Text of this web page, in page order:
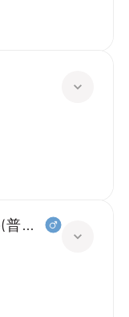
普通話)